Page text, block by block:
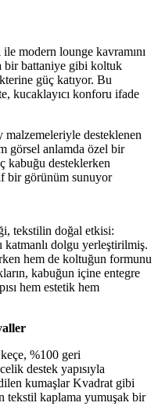
modern lounge kavramını
bir battaniye gibi koltuk
güç katıyor. Bu
kucaklayıcı konforu ifade
desteklenen
görsel anlamda özel bir
kabuğu desteklerken
bir görünüm sunuyor
tekstilin doğal etkisi:
dolgu yerleştirilmiş.
hem de koltuğun formunu
kabuğun içine entegre
hem estetik hem
%100 geri
destek yapısıyla
kumaşlar Kvadrat gibi
tekstil kaplama yumuşak bir